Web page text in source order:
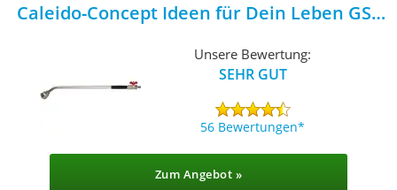
Caleido-Concept Ideen für Dein Leben GSF
Unsere Bewertung:
SEHR GUT
56 Bewertungen
Zum Angebot »